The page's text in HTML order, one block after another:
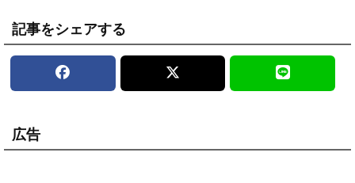
記事をシェアする
広告